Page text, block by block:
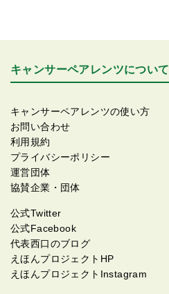
キャンサーペアレンツについて
キャンサーペアレンツの使い方
お問い合わせ
利用規約
プライバシーポリシー
運営団体
協賛企業・団体
公式Twitter
公式Facebook
代表西口のブログ
えほんプロジェクトHP
えほんプロジェクトInstagram